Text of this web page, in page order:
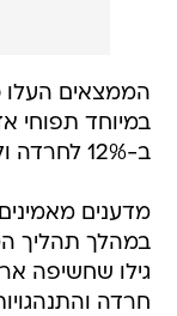
הממצאים העלו
במיוחד תפוחי
ב-12% לחרדה ולסיכון גבוה ב-7% לדיכאון.
מדענים
במהלך תהליך
גילו שחשיפה
חרדה